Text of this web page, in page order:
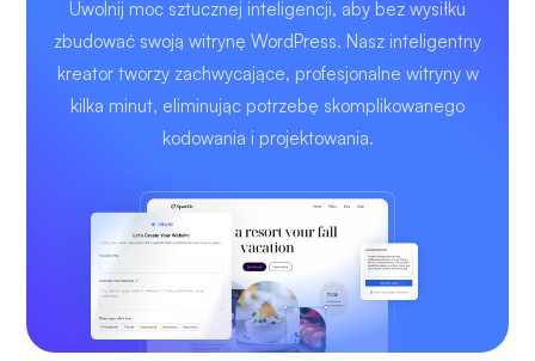
Uwolnij moc sztucznej inteligencji, aby bez wysiłku
zbudować swoją witrynę WordPress. Nasz inteligentny
kreator tworzy zachwycające, profesjonalne witryny w
kilka minut, eliminując potrzebę skomplikowanego
kodowania i projektowania.